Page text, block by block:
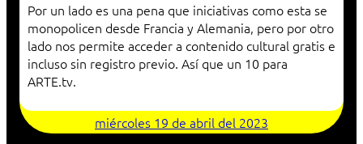
Por un lado es una pena que iniciativas como esta se
monopolicen desde Francia y Alemania, pero por otro
lado nos permite acceder a contenido cultural gratis e
incluso sin registro previo. Así que un 10 para
ARTE.tv.
miércoles 19 de abril del 2023